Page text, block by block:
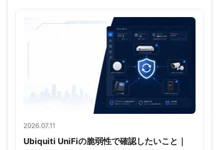
2026.07.11
Ubiquiti UniFiの脆弱性で確認したいこと｜